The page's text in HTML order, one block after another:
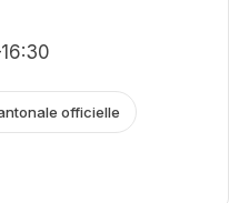
officielle